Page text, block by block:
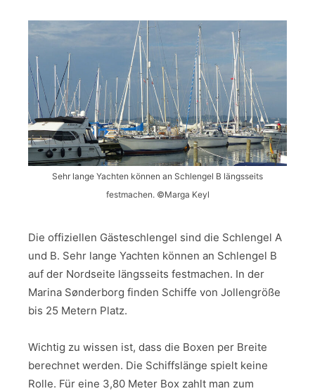
Sehr lange Yachten können an Schlengel B längsseits
festmachen. ©Marga Keyl
Die offiziellen Gästeschlengel sind die Schlengel A
und B. Sehr lange Yachten können an Schlengel B
auf der Nordseite längsseits festmachen. In der
Marina Sønderborg finden Schiffe von Jollengröße
bis 25 Metern Platz.
Wichtig zu wissen ist, dass die Boxen per Breite
berechnet werden. Die Schiffslänge spielt keine
Rolle. Für eine 3,80 Meter Box zahlt man zum